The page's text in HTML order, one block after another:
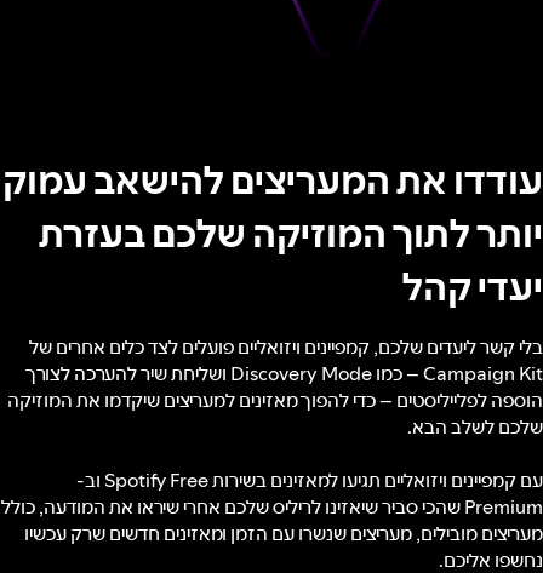
עודדו את המעריצים להישאב עמוק
יותר לתוך המוזיקה שלכם בעזרת
יעדי קהל
בלי קשר ליעדים שלכם, קמפיינים ויזואליים פועלים לצד כלים אחרים של
Campaign Kit – כמו Discovery Mode ושליחת שיר להערכה לצורך
הוספה לפלייליסטים – כדי להפוך מאזינים למעריצים שיקדמו את המוזיקה
שלכם לשלב הבא.
עם קמפיינים ויזואליים תגיעו למאזינים בשירות Spotify Free וב-
Premium שהכי סביר שיאזינו לריליס שלכם אחרי שיראו את המודעה, כולל
מעריצים מובילים, מעריצים שנשרו עם הזמן ומאזינים חדשים שרק עכשיו
נחשפו אליכם.